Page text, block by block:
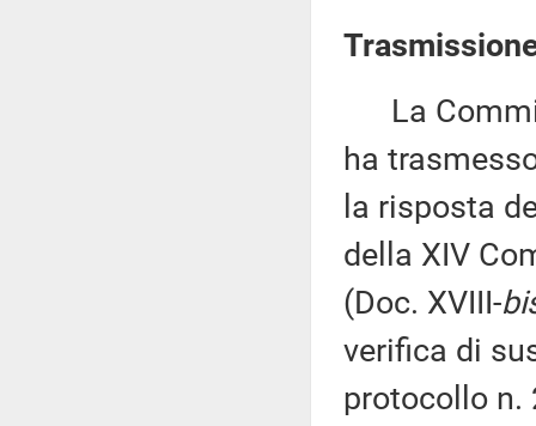
La
ha
la risposta
della XIV
(Doc. XVIII-
verifica di
protocollo n.